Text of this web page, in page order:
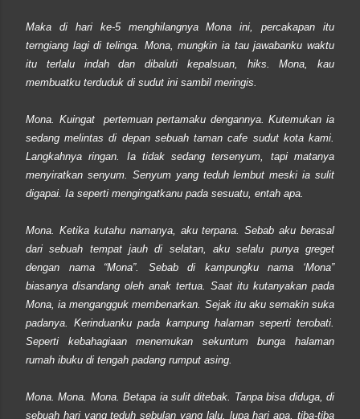
Maka di hari ke-5 menghilangnya Mona ini, percakapan itu
terngiang lagi di telinga. Mona, mungkin ia tau jawabanku waktu
itu terlalu indah dan dibaluti kepalsuan, hiks. Mona, kau
membuatku terduduk di sudut ini sambil meringis.
Mona. Kuingat pertemuan pertamaku dengannya. Kutemukan ia
sedang melintas di depan sebuah taman cafe sudut kota kami.
Langkahnya ringan. Ia tidak sedang tersenyum, tapi matanya
menyiratkan senyum. Senyum yang teduh lembut meski ia sulit
digapai. Ia seperti mengingatkanu pada sesuatu, entah apa.
Mona. Ketika kutahu namanya, aku terpana. Sebab aku berasal
dari sebuah tempat jauh di selatan, aku selalu punya greget
dengan nama “Mona”. Sebab di kampungku nama ‘Mona”
biasanya disandang oleh anak tertua. Saat itu kutanyakan pada
Mona, ia mengangguk membenarkan. Sejak itu aku semakin suka
padanya. Kerinduanku pada kampung halaman seperti terobati.
Seperti kebahagiaan menemukan sekuntum bunga halaman
rumah ibuku di tengah padang rumput asing.
Mona. Mona. Mona. Betapa ia sulit ditebak. Tanpa bisa diduga, di
sebuah hari yang teduh sebulan yang lalu, lupa hari apa, tiba-tiba